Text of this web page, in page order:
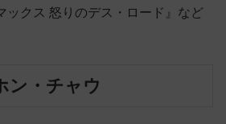
ックス 怒りのデス・ロード』など
ン・チャウ